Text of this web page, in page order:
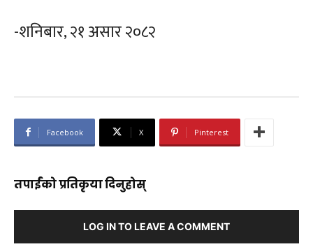
-शनिबार, २१ असार २०८२
Facebook X Pinterest
तपाईंको प्रतिकृया दिनुहोस्
LOG IN TO LEAVE A COMMENT